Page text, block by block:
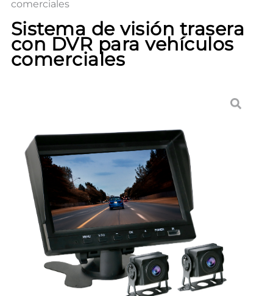
comerciales
Sistema de visión trasera
con DVR para vehículos
comerciales